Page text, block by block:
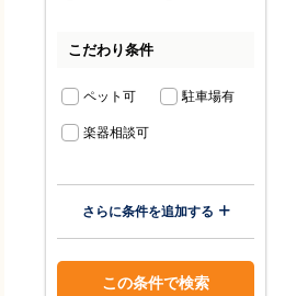
こだわり条件
ペット可 駐車場有
楽器相談可
さらに条件を追加する